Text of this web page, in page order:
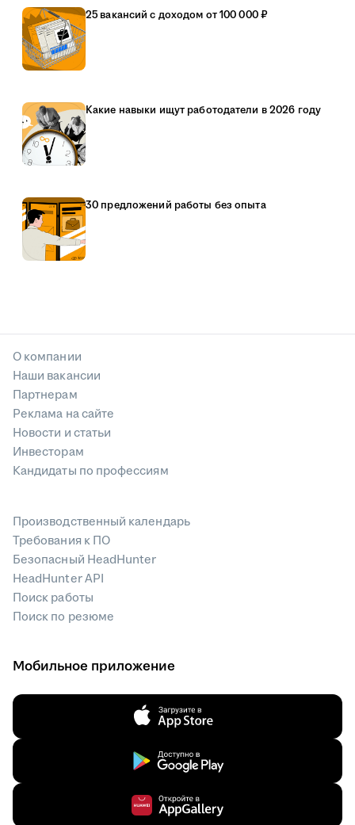
25 вакансий с доходом от 100 000 ₽
Какие навыки ищут работодатели в 2026 году
30 предложений работы без опыта
О компании
Наши вакансии
Партнерам
Реклама на сайте
Новости и статьи
Инвесторам
Кандидаты по профессиям
Производственный календарь
Требования к ПО
Безопасный HeadHunter
HeadHunter API
Поиск работы
Поиск по резюме
Мобильное приложение